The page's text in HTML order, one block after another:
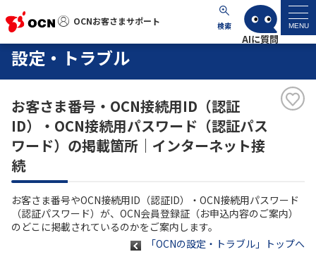
OCNお客さまサポート 検索 MENU
OCNお客さまサポート
サポートトップ
サービス名から探す
よくあるご質問
工事・故障情報
設定・トラブル
お客さま番号・OCN接続用ID（認証
ID）・OCN接続用パスワード（認証パス
ワード）の掲載箇所｜インターネット接
続
お客さま番号やOCN接続用ID（認証ID）・OCN接続用パスワード
（認証パスワード）が、OCN会員登録証（お申込内容のご案内）
のどこに掲載されているのかをご案内します。
「OCNの設定・トラブル」トップへ